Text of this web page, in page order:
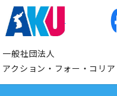
一般社団法人
アクション・フォー・コリ